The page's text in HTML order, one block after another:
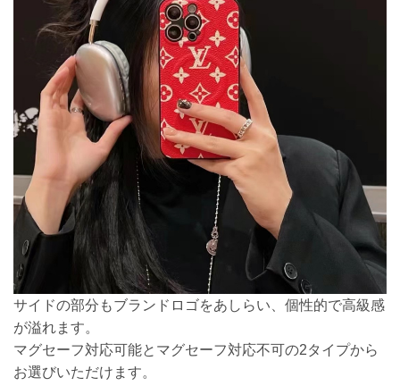
サイドの部分もブランドロゴをあしらい、個性的で高級感
が溢れます。
マグセーフ対応可能とマグセーフ対応不可の2タイプから
お選びいただけます。